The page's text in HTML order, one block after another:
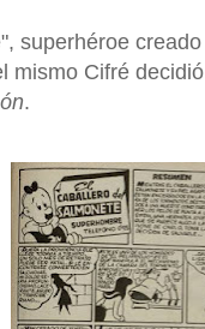
superhéroe
mismo Cifré
.